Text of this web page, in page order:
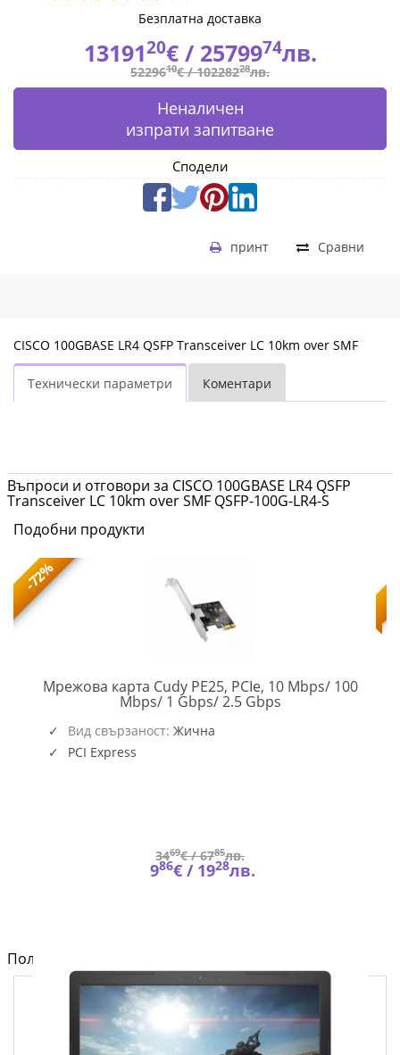
Безплатна доставка
1319120€ / 2579974лв.
5229610€ /10228228лв.
Неналичен
изпрати запитване
Сподели
Сравни
принт
CISCO 100GBASE LR4 QSFP Transceiver LC 10km over SMF
Технически параметри Коментари
Въпроси и отговори за CISCO 100GBASE LR4 QSFP
Transceiver LC 10km over SMF QSFP-100G-LR4-S
Подобни продукти
-72%
Мрежова карта Cudy PE25, PCIe, 10 Mbps/ 100
Mbps/ 1 Gbps/ 2.5 GbpsCUDY-
Вид свързаност: Жична
PCI Express
3469€ /6785лв.
986€ / 1928лв.
Полезно от блога за компютри и лаптопи на Fly.bg